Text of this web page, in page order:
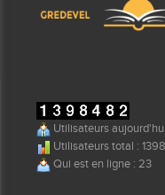
Utilisateurs
Utilisateurs total :
Qui est en ligne : 23